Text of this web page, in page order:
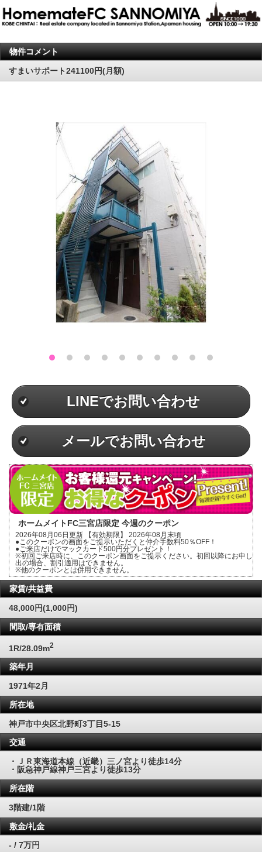
物件コメント
すまいサポート241100円(月額)
LINEでお問い合わせ
メールでお問い合わせ
ホームメイトFC三宮店限定 今週のクーポン
2026年08月06日更新 【有効期限】 2026年08月末頃
●このクーポンの画面をご提示いただくと仲介手数料50％OFF！
●ご来店だけでマックカード500円分プレゼント！
※初回ご来店時に、このクーポン画面をご提示ください。初回以降にお申し
出の場合、割引適用はできません。
※他のクーポンとは併用できません。
家賃/共益費
48,000円(1,000円)
間取/専有面積
1R/28.09m2
築年月
1971年2月
所在地
神戸市中央区北野町3丁目5-15
交通
・ＪＲ東海道本線（近畿）三ノ宮より徒歩14分
・阪急神戸線神戸三宮より徒歩13分
所在階
3階建/1階
敷金/礼金
- / 7万円